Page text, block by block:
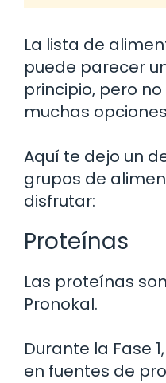
La lista de
puede parecer
principio, pero
muchas
Aquí te dejo un
grupos de
disfrutar:
Proteínas
Las proteínas
Pronokal.
Durante la Fase
en fuentes de